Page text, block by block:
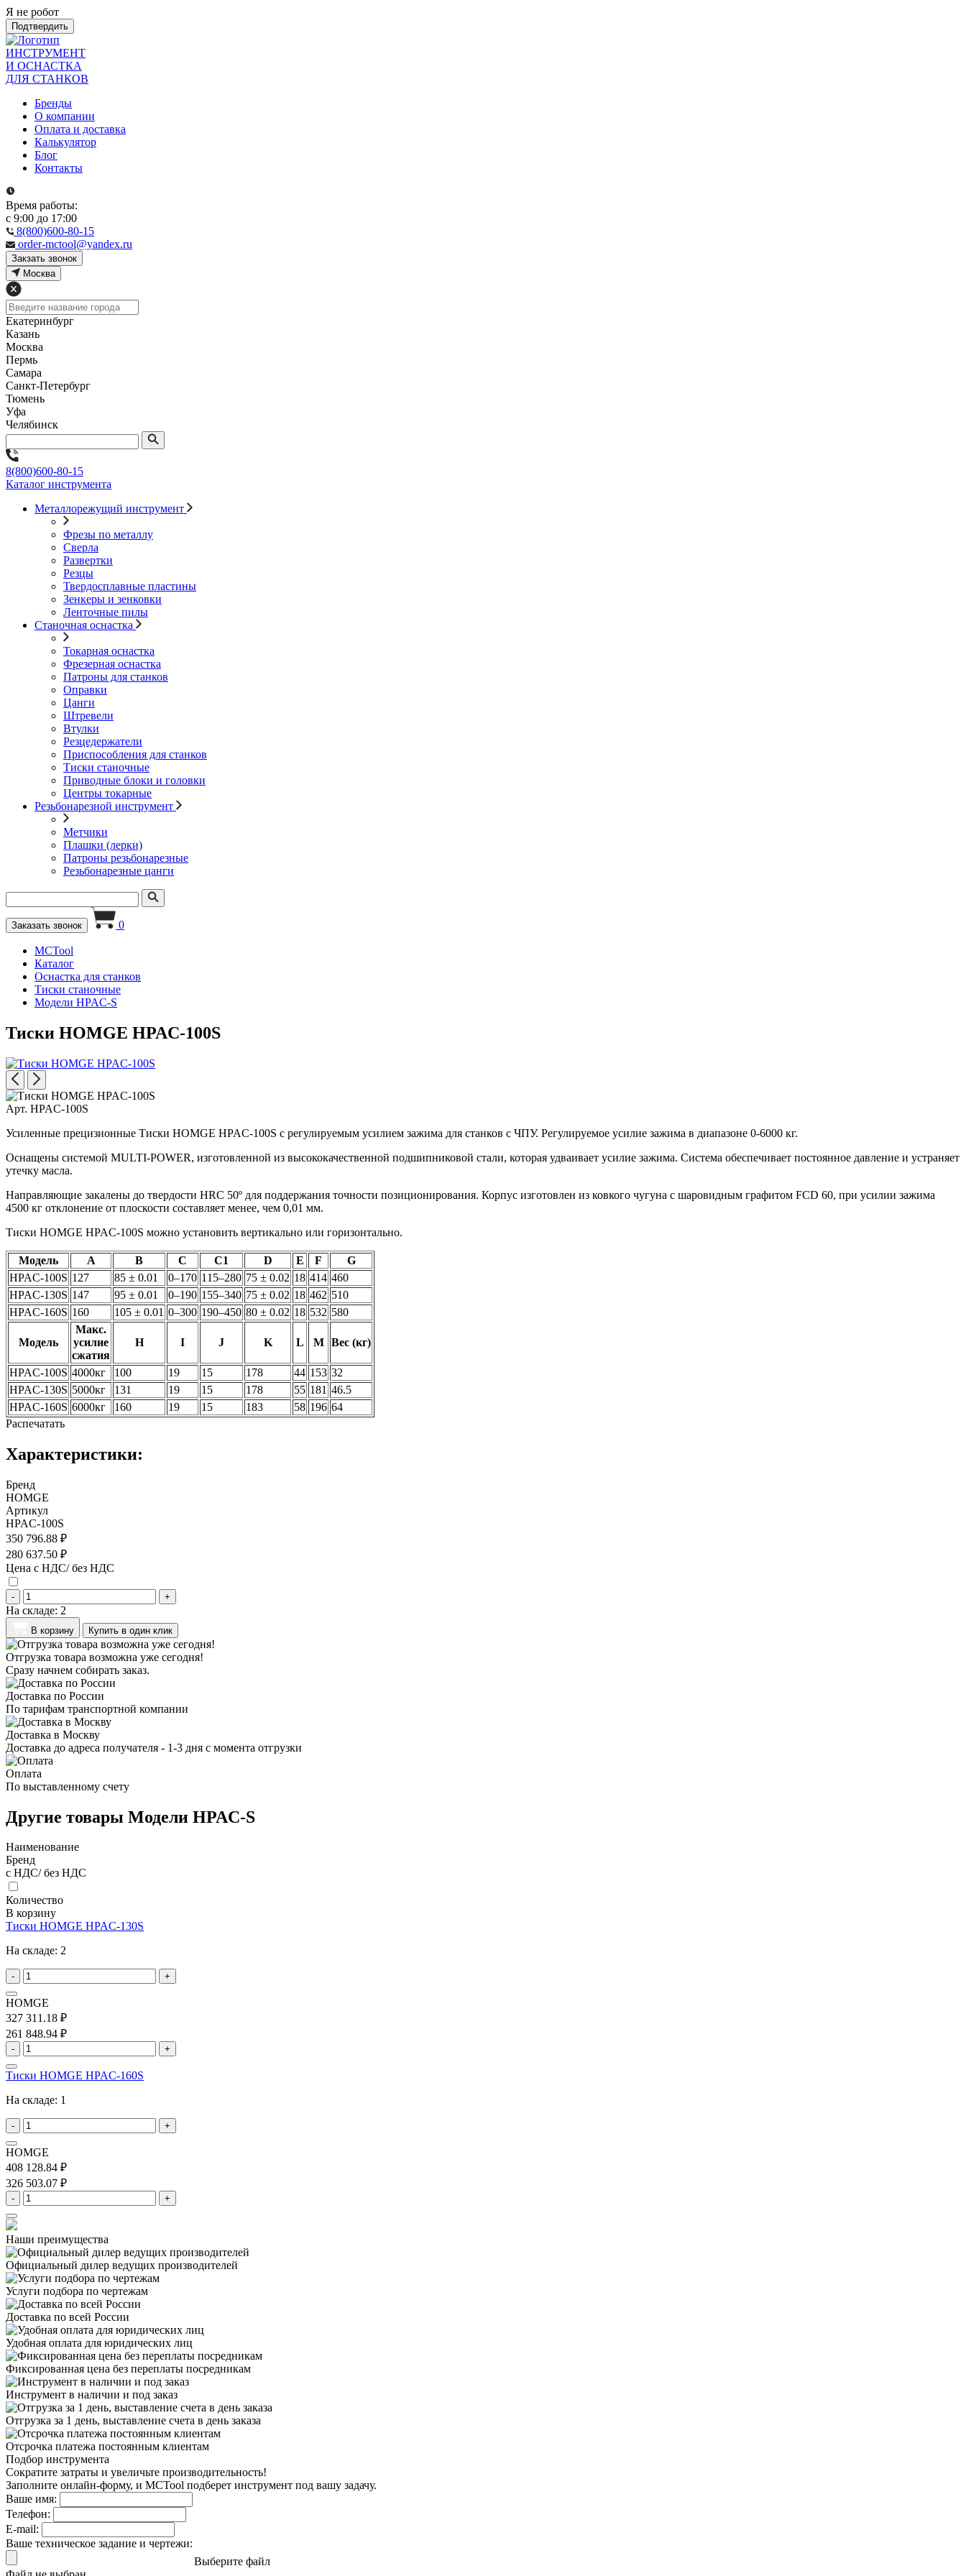
Я не робот
Подтвердить
ИНСТРУМЕНТ
И ОСНАСТКА
ДЛЯ СТАНКОВ
Бренды
О компании
Оплата и доставка
Калькулятор
Блог
Контакты
Время работы:
с 9:00 до 17:00
8(800)600-80-15
order-mctool@yandex.ru
Закзать звонок
Москва
Екатеринбург
Казань
Москва
Пермь
Самара
Санкт-Петербург
Тюмень
Уфа
Челябинск
8(800)600-80-15
Каталог инструмента
Металлорежущий инструмент
Фрезы по металлу
Сверла
Развертки
Резцы
Твердосплавные пластины
Зенкеры и зенковки
Ленточные пилы
Станочная оснастка
Токарная оснастка
Фрезерная оснастка
Патроны для станков
Оправки
Цанги
Штревели
Втулки
Резцедержатели
Приспособления для станков
Тиски станочные
Приводные блоки и головки
Центры токарные
Резьбонарезной инструмент
Метчики
Плашки (лерки)
Патроны резьбонарезные
Резьбонарезные цанги
Заказать звонок 0
MCTool
Каталог
Оснастка для станков
Тиски станочные
Модели HPAC-S
Тиски HOMGE HPAC-100S
Арт. HPAC-100S
Усиленные прецизионные Тиски HOMGE HPAC-100S с регулируемым усилием зажима для станков с ЧПУ. Регулируемое усилие зажима в диапазоне 0-6000 кг.
Оснащены системой MULTI-POWER, изготовленной из высококачественной подшипниковой стали, которая удваивает усилие зажима. Система обеспечивает постоянное давление и устраняет
утечку масла.
Направляющие закалены до твердости HRC 50º для поддержания точности позиционирования. Корпус изготовлен из ковкого чугуна с шаровидным графитом FCD 60, при усилии зажима
4500 кг отклонение от плоскости составляет менее, чем 0,01 мм.
Тиски HOMGE HPAC-100S можно установить вертикально или горизонтально.
Модель A B C C1 D E F
G
HPAC-100S 127 85 ± 0.01 0–170 115–280 75 ± 0.02 18 414 460
HPAC-130S 147 95 ± 0.01 0–190 155–340 75 ± 0.02 18 462 510
HPAC-160S 160 105 ± 0.01 0–300 190–450 80 ± 0.02 18 532 580
Модель
Макс.
усилие
сжатия
H I J K L M Вес (кг)
HPAC-100S 4000кг 100 19 15 178 44 153 32
HPAC-130S 5000кг 131 19 15 178 55 181 46.5
HPAC-160S 6000кг 160 19 15 183 58 196 64
Распечатать
Характеристики:
Бренд
HOMGE
Артикул
HPAC-100S
350 796.88 ₽
280 637.50 ₽
Цена с НДС/ без НДС
- +
На складе: 2
В корзину Купить в один клик
Отгрузка товара возможна уже сегодня!
Сразу начнем собирать заказ.
Доставка по России
По тарифам транспортной компании
Доставка в Москву
Доставка до адреса получателя - 1-3 дня с момента отгрузки
Оплата
По выставленному счету
Другие товары Модели HPAC-S
Наименование
Бренд
с НДС/ без НДС
Количество
В корзину
Тиски HOMGE HPAC-130S
На складе: 2
- +
HOMGE
327 311.18 ₽
261 848.94 ₽
- +
Тиски HOMGE HPAC-160S
На складе: 1
- +
HOMGE
408 128.84 ₽
326 503.07 ₽
- +
Наши преимущества
Официальный дилер ведущих производителей
Услуги подбора по чертежам
Доставка по всей России
Удобная оплата для юридических лиц
Фиксированная цена без переплаты посредникам
Инструмент в наличии и под заказ
Отгрузка за 1 день, выставление счета в день заказа
Отсрочка платежа постоянным клиентам
Подбор инструмента
Сократите затраты и увеличьте производительность!
Заполните онлайн-форму, и MCTool подберет инструмент под вашу задачу.
Ваше имя:
Телефон:
E-mail:
Ваше техническое задание и чертежи:
Выберите файл